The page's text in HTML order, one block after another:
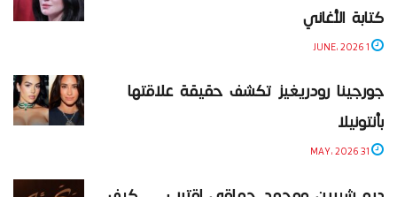
كتابة الأغاني
جورجينا رودريغيز تكشف حقيقة علاقتها
بأنتونيلا